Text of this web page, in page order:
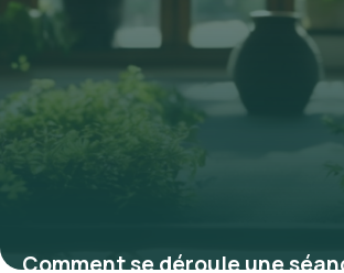
Comment se déroule une